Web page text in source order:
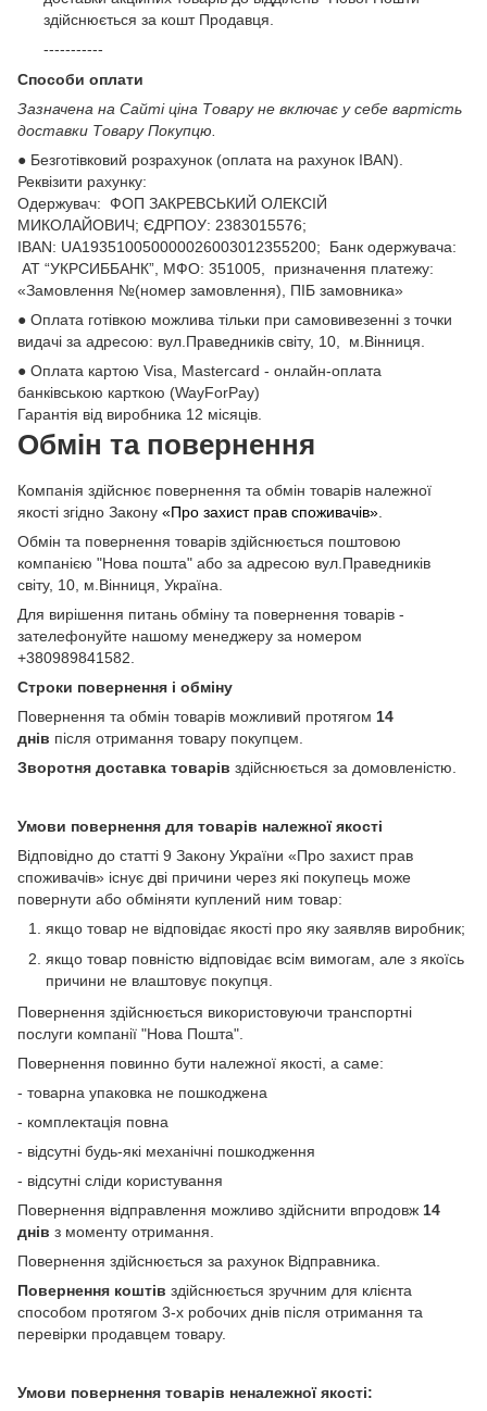
здійснюється за кошт Продавця.
-----------
Способи оплати
Зазначена на Сайті ціна Товару не включає у себе вартість
доставки Товару Покупцю.
● Безготівковий розрахунок (оплата на рахунок IBAN).
Реквізити рахунку:
Одержувач: ФОП ЗАКРЕВСЬКИЙ ОЛЕКСІЙ
МИКОЛАЙОВИЧ; ЄДРПОУ: 2383015576;
ІВАN: UA193510050000026003012355200; Банк одержувача:
АТ “УКРСИББАНК”, МФО: 351005, призначення платежу:
«Замовлення №(номер замовлення), ПІБ замовника»
● Оплата готівкою можлива тільки при самовивезенні з точки
видачі за адресою: вул.Праведників світу, 10, м.Вінниця.
● Оплата картою Visa, Mastercard - онлайн-оплата
банківською карткою (WayForPay)
Гарантія від виробника 12 місяців.
Обмін та повернення
Компанія здійснює повернення та обмін товарів належної
якості згідно Закону «Про захист прав споживачів»
Обмін та повернення товарів здійснюється поштовою
компанією "Нова пошта" або за адресою вул.Праведників
світу, 10, м.Вінниця, Україна.
Для вирішення питань обміну та повернення товарів -
зателефонуйте нашому менеджеру за номером
+380989841582.
Строки повернення і обміну
Повернення та обмін товарів можливий протягом 14
днів після отримання товару покупцем.
Зворотня доставка товарів здійснюється за домовленістю.
Умови повернення для товарів належної якості
Відповідно до статті 9 Закону України «Про захист прав
споживачів» існує дві причини через які покупець може
повернути або обміняти куплений ним товар:
якщо товар не відповідає якості про яку заявляв виробник;
якщо товар повністю відповідає всім вимогам, але з якоїсь
причини не влаштовує покупця.
Повернення здійснюється використовуючи транспортні
послуги компанії "Нова Пошта".
Повернення повинно бути належної якості, а саме:
- товарна упаковка не пошкоджена
- комплектація повна
- відсутні будь-які механічні пошкодження
- відсутні сліди користування
Повернення відправлення можливо здійснити впродовж 14
днів з моменту отримання.
Повернення здійснюється за рахунок Відправника.
Повернення коштів здійснюється зручним для клієнта
способом протягом 3-х робочих днів після отримання та
перевірки продавцем товару.
Умови повернення товарів неналежної якості: